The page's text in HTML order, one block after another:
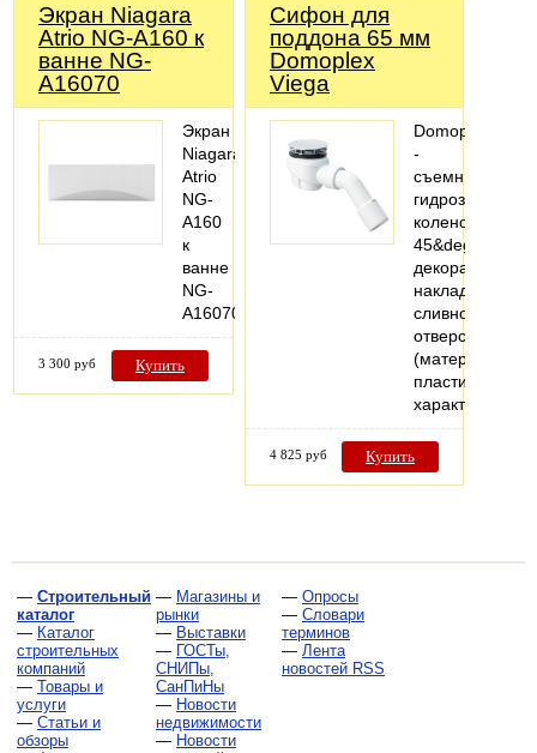
Экран Niagara
Atrio NG-A160 к
ванне NG-
A16070
Экран
Niagara
Atrio
NG-
A160
к
ванне
NG-
A16070
3 300 руб Купить
Сифoн для
поддона 65 мм
Domoplex
Viega
Domoplex
-
съемный
колено
декоративная
накладка
сливного
отверстия
(материал:
4 825 руб Купить
— Строительный
каталог
— Каталог
строительных
компаний
— Товары и
услуги
— Статьи и
обзоры
— Магазины и
рынки
— Выставки
— ГОСТы,
СНИПы,
СанПиНы
— Новости
недвижимости
— Новости
— Опросы
— Словари
терминов
— Лента
новостей RSS